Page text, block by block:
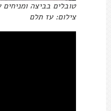
טובלים בביצה
צילום: עז תלם